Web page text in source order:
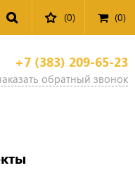
(0) (0)
+7 (383) 209-65-23
обратный звонок